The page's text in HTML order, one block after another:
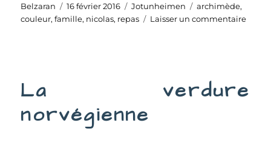
Auteur
Belzaran
Publié
le
16 février 2016 Catégories
Jotunheimen Étiquettes
archimède,
couleur,famille, nicolas, repas Laisser un commentairesur
La verdure
norvégienne